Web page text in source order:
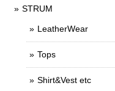
STRUM
LeatherWear
Tops
Shirt&Vest etc